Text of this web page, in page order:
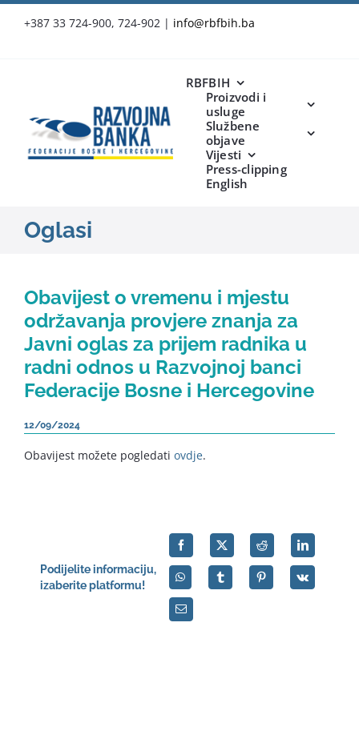
+387 33 724-900, 724-902 | info@rbfbih.ba
RBFBIH
Proizvodi i
usluge
Službene
objave
Vijesti
Press-clipping
English
Oglasi
Obavijest o vremenu i mjestu
održavanja provjere znanja za
Javni oglas za prijem radnika u
radni odnos u Razvojnoj banci
Federacije Bosne i Hercegovine
12/09/2024
Obavijest možete pogledati ovdje.
Podijelite informaciju,
izaberite platformu!